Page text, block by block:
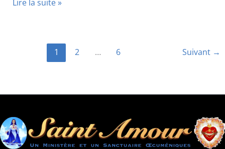
Lire la suite »
1 2 … 6 Suivant →